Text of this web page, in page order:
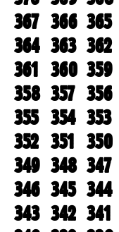
367 366 365
364 363 362
361 360 359
358 357 356
355 354 353
352 351 350
349 348 347
346 345 344
343 342 341